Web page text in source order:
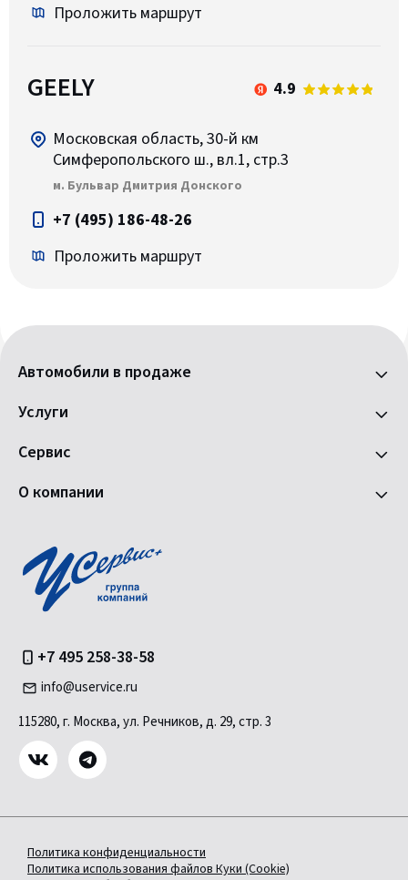
Проложить маршрут
GEELY 4.9
Московская область, 30-й км
Симферопольского ш., вл.1, стр.3
м. Бульвар Дмитрия Донского
+7 (495) 186-48-26
Проложить маршрут
Автомобили в продаже
Услуги
Сервис
О компании
+7 495 258-38-58
info@uservice.ru
115280, г. Москва, ул. Речников, д. 29, стр. 3
Политика конфиденциальности
Политика использования файлов Куки (Cookie)